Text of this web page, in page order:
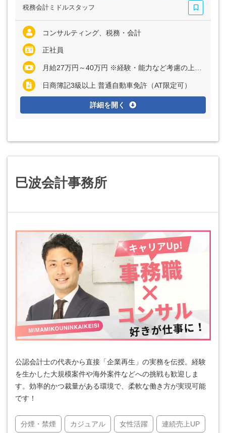
税務会計ミドルスタッフ
コンサルティング、税務・会計
正社員
月給27万円～40万円 ※経験・能力など考慮の上、決定いたします ※上記に固定残業代（月20時間分＝3万4000円～5万1000円）を含む ※超過分は別途全額支給
日商簿記3級以上 普通自動車免許（AT限定可）
詳細を開く
巳波会計事務所
公認会計士の代表から直接「企業再生」の実務を伝授。経験
を生かした大規模案件や海外案件などへの挑戦も歓迎しま
す。効率的かつ裁量がある環境で、柔軟な働き方が実現可能
です！
分煙・禁煙 カジュアル 女性活躍 連続売上UP